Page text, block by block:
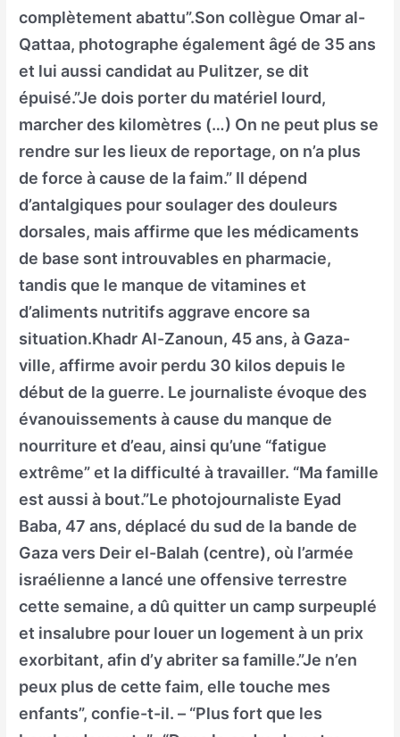
complètement abattu”.Son collègue Omar al-
Qattaa, photographe également âgé de 35 ans
et lui aussi candidat au Pulitzer, se dit
épuisé.”Je dois porter du matériel lourd,
marcher des kilomètres (…) On ne peut plus se
rendre sur les lieux de reportage, on n’a plus
de force à cause de la faim.” Il dépend
d’antalgiques pour soulager des douleurs
dorsales, mais affirme que les médicaments
de base sont introuvables en pharmacie,
tandis que le manque de vitamines et
d’aliments nutritifs aggrave encore sa
situation.Khadr Al-Zanoun, 45 ans, à Gaza-
ville, affirme avoir perdu 30 kilos depuis le
début de la guerre. Le journaliste évoque des
évanouissements à cause du manque de
nourriture et d’eau, ainsi qu’une “fatigue
extrême” et la difficulté à travailler. “Ma famille
est aussi à bout.”Le photojournaliste Eyad
Baba, 47 ans, déplacé du sud de la bande de
Gaza vers Deir el-Balah (centre), où l’armée
israélienne a lancé une offensive terrestre
cette semaine, a dû quitter un camp surpeuplé
et insalubre pour louer un logement à un prix
exorbitant, afin d’y abriter sa famille.”Je n’en
peux plus de cette faim, elle touche mes
enfants”, confie-t-il. – “Plus fort que les